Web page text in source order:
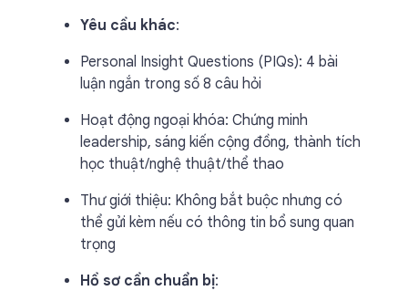
Yêu cầu khác:
Personal Insight Questions (PIQs): 4 bài
luận ngắn trong số 8 câu hỏi
Hoạt động ngoại khóa: Chứng minh
leadership, sáng kiến cộng đồng, thành tích
học thuật/nghệ thuật/thể thao
Thư giới thiệu: Không bắt buộc nhưng có
thể gửi kèm nếu có thông tin bổ sung quan
trọng
Hồ sơ cần chuẩn bị: